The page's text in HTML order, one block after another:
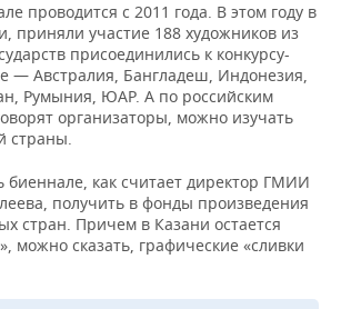
проводится с 2011 года. В этом году в
приняли участие 188 художников из
присоединились к конкурсу-
— Австралия, Бангладеш, Индонезия,
Румыния, ЮАР. А по российским
организаторы, можно изучать
страны.
биеннале, как считает директор ГМИИ
получить в фонды произведения
стран. Причем в Казани остается
можно сказать, графические «сливки